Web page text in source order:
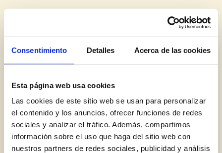
Consentimiento Detalles Acerca de las cookies
Esta página web usa cookies
Las cookies de este sitio web se usan para personalizar
el contenido y los anuncios, ofrecer funciones de redes
sociales y analizar el tráfico. Además, compartimos
información sobre el uso que haga del sitio web con
nuestros partners de redes sociales, publicidad y análisis
Colaboramos
con vendedores
y distribuidores